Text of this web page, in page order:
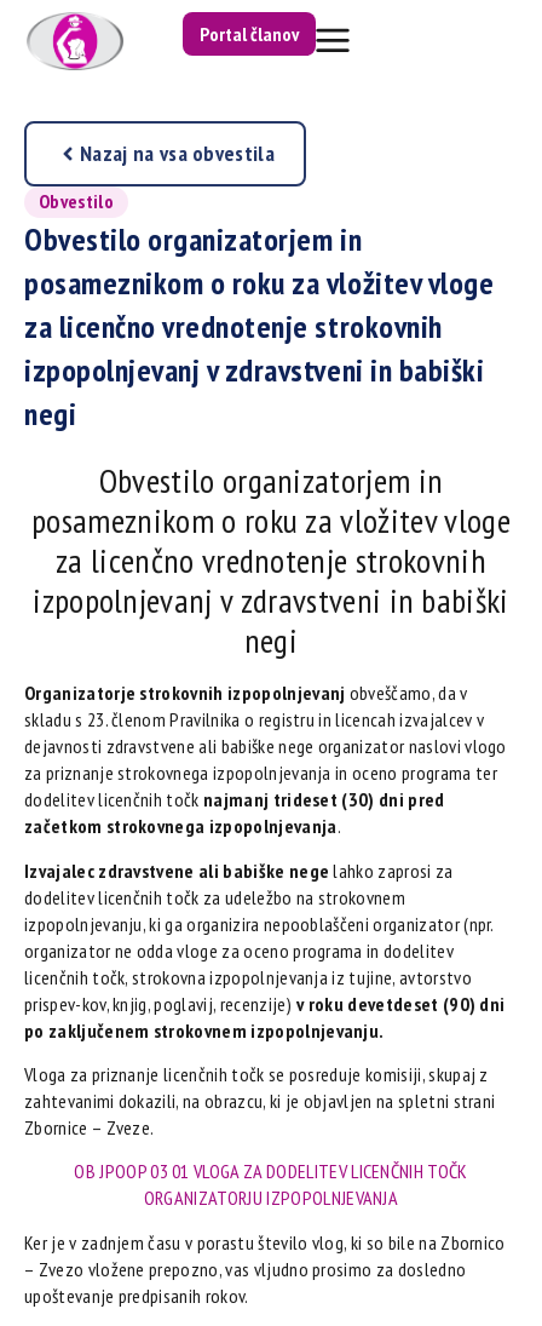
Portal članov
Nazaj na vsa obvestila
Obvestilo
Obvestilo organizatorjem in
posameznikom o roku za vložitev vloge
za licenčno vrednotenje strokovnih
izpopolnjevanj v zdravstveni in babiški
negi
Obvestilo organizatorjem in
posameznikom o roku za vložitev vloge
za licenčno vrednotenje strokovnih
izpopolnjevanj v zdravstveni in babiški
negi
Organizatorje strokovnih izpopolnjevanj obveščamo, da v
skladu s 23. členom Pravilnika o registru in licencah izvajalcev v
dejavnosti zdravstvene ali babiške nege organizator naslovi vlogo
za priznanje strokovnega izpopolnjevanja in oceno programa ter
dodelitev licenčnih točk najmanj trideset (30) dni pred
začetkom strokovnega izpopolnjevanja.
Izvajalec zdravstvene ali babiške nege lahko zaprosi za
dodelitev licenčnih točk za udeležbo na strokovnem
izpopolnjevanju, ki ga organizira nepooblaščeni organizator (npr.
organizator ne odda vloge za oceno programa in dodelitev
licenčnih točk, strokovna izpopolnjevanja iz tujine, avtorstvo
prispev-kov, knjig, poglavij, recenzije)v roku devetdeset (90) dni
po zaključenem strokovnem izpopolnjevanju.
Vloga za priznanje licenčnih točk se posreduje komisiji, skupaj z
zahtevanimi dokazili, na obrazcu, ki je objavljen na spletni strani
Zbornice – Zveze.
OB JPOOP 03 01 VLOGA ZA DODELITEV LICENČNIH TOČK
ORGANIZATORJU IZPOPOLNJEVANJA
Ker je v zadnjem času v porastu število vlog, ki so bile na Zbornico
– Zvezo vložene prepozno, vas vljudno prosimo za dosledno
upoštevanje predpisanih rokov.